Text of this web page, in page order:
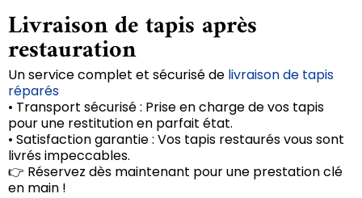
Livraison de tapis après
restauration
Un service complet et sécurisé de livraison de tapis
réparés
• Transport sécurisé : Prise en charge de vos tapis
pour une restitution en parfait état.
• Satisfaction garantie : Vos tapis restaurés vous sont
livrés impeccables.
👉 Réservez dès maintenant pour une prestation clé
en main !